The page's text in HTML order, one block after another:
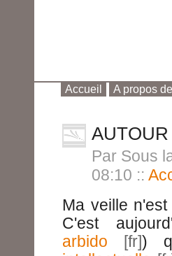
Accueil A propos
Par Sous
08:10 ::
Ma veille
C'est
arbido
)